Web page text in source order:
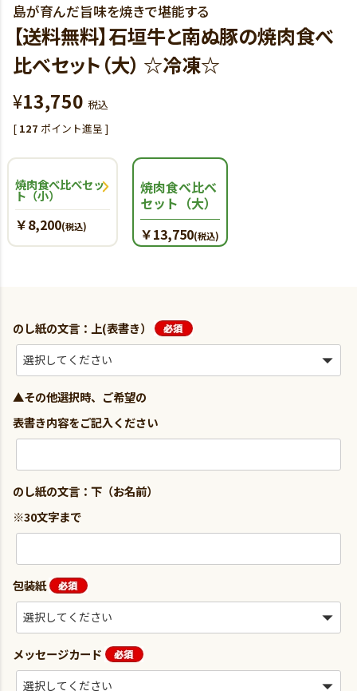
島が育んだ旨味を焼きで堪能する
【送料無料】石垣牛と南ぬ豚の焼肉食べ
比べセット（大） ☆冷凍☆
¥13,750 税込
[ 127 ポイント進呈 ]
焼肉食べ比べセッ
ト（小）
￥8,200(税込)
焼肉食べ比べ
セット（大）
￥13,750(税込)
のし紙の文言：上(表書き）
▲その他選択時、ご希望の
表書き内容をご記入ください
のし紙の文言：下（お名前）
※30文字まで
包装紙
メッセージカード